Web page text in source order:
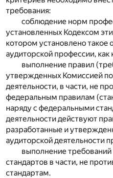
требования:
соблюдение норм
установленных Кодексом
котором установлено такое
аудиторской профессии, как
выполнение правил
утвержденных Комиссией
деятельности, в части, не
федеральным правилам
наряду с федеральными
деятельности действуют
разработанные и
аудиторской деятельности
выполнение
стандартов в части, не
стандартам.